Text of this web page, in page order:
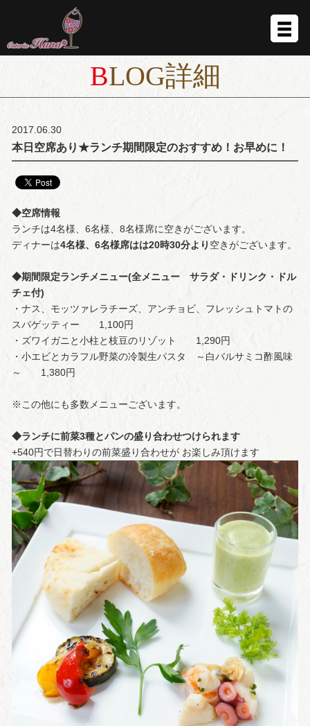
BLOG詳細
2017.06.30
本日空席あり★ランチ期間限定のおすすめ！お早めに！
◆空席情報
ランチは4名様、6名様、8名様席に空きがございます。
ディナーは4名様、6名様席はは20時30分より 空きがございます。
◆期間限定ランチメニュー(全メニュー サラダ・ドリンク・ドル
チェ付)
・ナス、モッツァレラチーズ、アンチョビ、フレッシュトマトの
スパゲッティー 1,100円
・ズワイガニと小柱と枝豆のリゾット 1,290円
・小エビとカラフル野菜の冷製生パスタ ～白バルサミコ酢風味
～ 1,380円
※この他にも多数メニューございます。
◆ランチに前菜3種とパンの盛り合わせつけられます
+540円で日替わりの前菜盛り合わせが お楽しみ頂けます